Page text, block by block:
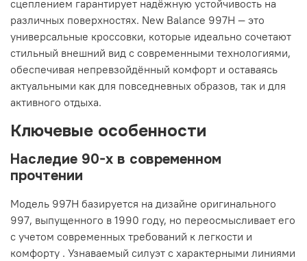
сцеплением гарантирует надёжную устойчивость на
различных поверхностях. New Balance 997H — это
универсальные кроссовки, которые идеально сочетают
стильный внешний вид с современными технологиями,
обеспечивая непревзойдённый комфорт и оставаясь
актуальными как для повседневных образов, так и для
активного отдыха.
Ключевые особенности
Наследие 90-х в современном
прочтении
Модель 997H базируется на дизайне оригинального
997, выпущенного в 1990 году, но переосмысливает его
с учетом современных требований к легкости и
комфорту . Узнаваемый силуэт с характерными линиями